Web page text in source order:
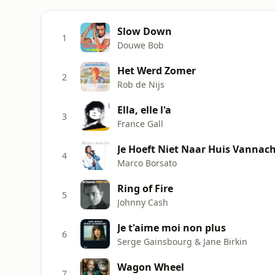
1 Slow Down
Douwe Bob
2 Het Werd Zomer
Rob de Nijs
3 Ella, elle l'a
France Gall
4 Je Hoeft Niet Naar Huis
Marco Borsato
5 Ring of Fire
Johnny Cash
6 Je t'aime moi non plus
Serge Gainsbourg & Jane Birkin
Wagon Wheel